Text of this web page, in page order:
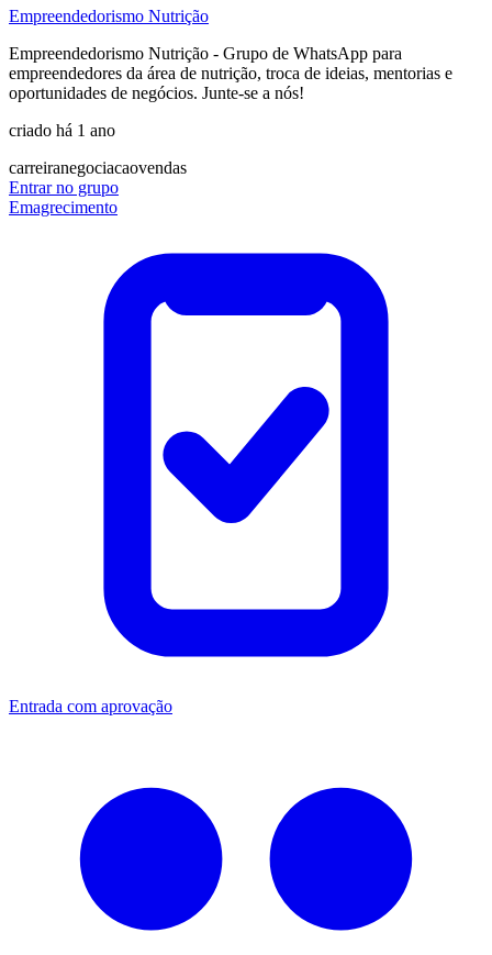
Empreendedorismo Nutrição
Empreendedorismo Nutrição - Grupo de WhatsApp para
empreendedores da área de nutrição, troca de ideias, mentorias e
oportunidades de negócios. Junte-se a nós!
criado há 1 ano
carreiranegociacaovendas
Entrar no grupo
Emagrecimento
Entrada com aprovação